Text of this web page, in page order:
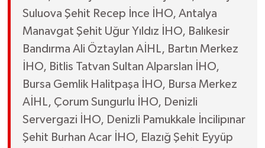
Suluova Şehit Recep İnce İHO, Antalya
Manavgat Şehit Uğur Yıldız İHO, Balıkesir
Bandırma Ali Öztaylan AİHL, Bartın Merkez
İHO, Bitlis Tatvan Sultan Alparslan İHO,
Bursa Gemlik Halitpaşa İHO, Bursa Merkez
AİHL, Çorum Sungurlu İHO, Denizli
Servergazi İHO, Denizli Pamukkale İncilipınar
Şehit Burhan Acar İHO, Elazığ Şehit Eyyüp